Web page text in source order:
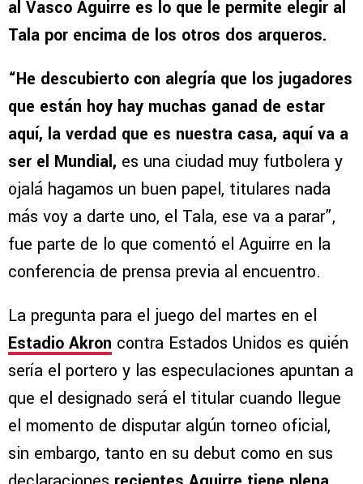
al Vasco Aguirre es lo que le permite elegir al
Tala por encima de los otros dos arqueros.
“He descubierto con alegría que los jugadores
que están hoy hay muchas ganad de estar
aquí, la verdad que es nuestra casa, aquí va a
ser el Mundial, es una ciudad muy futbolera y
ojalá hagamos un buen papel, titulares nada
más voy a darte uno, el Tala, ese va a parar”,
fue parte de lo que comentó el Aguirre en la
conferencia de prensa previa al encuentro.
La pregunta para el juego del martes en el
Estadio Akron contra Estados Unidos es quién
sería el portero y las especulaciones apuntan a
que el designado será el titular cuando llegue
el momento de disputar algún torneo oficial,
sin embargo, tanto en su debut como en sus